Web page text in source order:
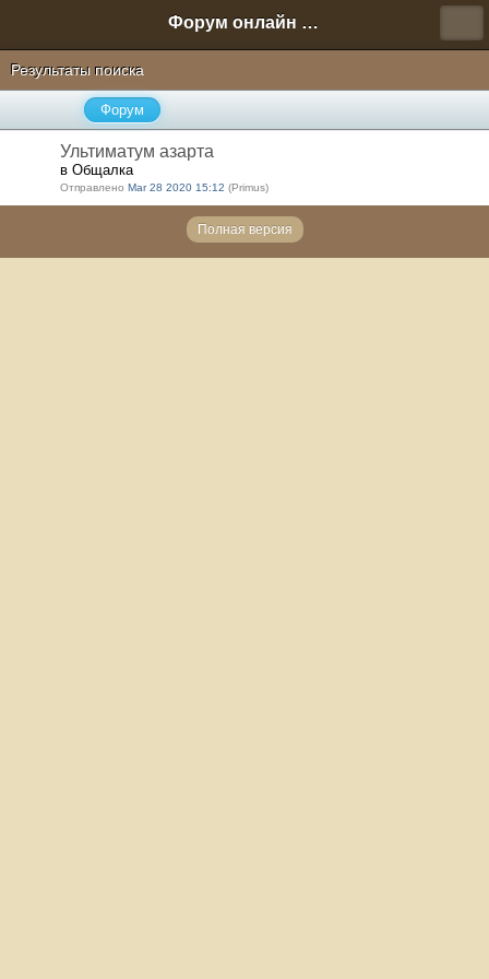
Форум онлайн игры "Новая Эра" (Нюра Биз)
Результаты поиска
Форум
Ультиматум азарта
в Общалка
Отправлено Mar 28 2020 15:12 (Primus)
Полная версия